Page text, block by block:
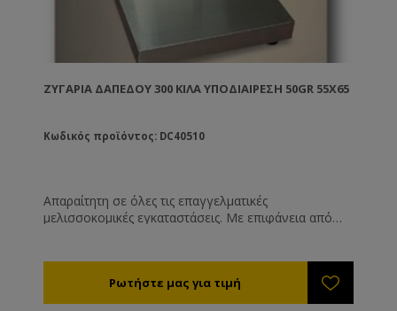
ΖΥΓΑΡΙΆ ΔΑΠΈΔΟΥ 300 ΚΙΛΆ ΥΠΟΔΙΑΊΡΕΣΗ 50GR 55X65
Κωδικός προϊόντος: DC40510
Απαραίτητη σε όλες τις επαγγελματικές
μελισσοκομικές εγκαταστάσεις. Με επιφάνεια από
τη δυνατότητα να εκτυπώνουν τις υπολογισμένες
τιμές με συμπερίληψη του ονόματός σας, των